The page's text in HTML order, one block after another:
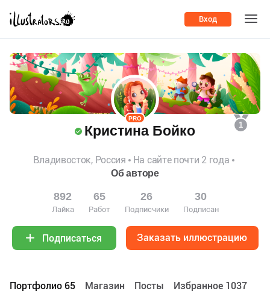
Вход
1
PRO
Кристина Бойко
Владивосток, Россия
На сайте почти 2 года
Об авторе
892
Лайка
65
Работ
26
Подписчики
30
Подписан
Подписаться Заказать иллюстрацию
Портфолио 65 Maгазин Посты Избранное 1037